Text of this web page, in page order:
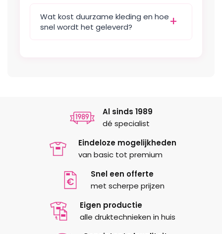
Wat kost duurzame kleding en hoe
snel wordt het geleverd?
Al sinds 1989
dé specialist
Eindeloze mogelijkheden
van basic tot premium
Snel een offerte
met scherpe prijzen
Eigen productie
alle druktechnieken in huis